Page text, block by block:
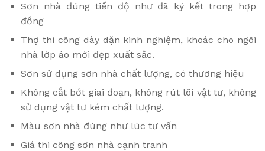
Sơn nhà đúng tiến độ như đã ký kết trong hợp
đồng
Thợ thi công dày dặn kinh nghiệm, khoác cho ngôi
nhà lớp áo mới đẹp xuất sắc.
Sơn sử dụng sơn nhà chất lượng, có thương hiệu
Không cắt bớt giai đoạn, không rút lõi vật tư, không
sử dụng vật tư kém chất lượng.
Màu sơn nhà đúng như lúc tư vấn
Giá thi công sơn nhà cạnh tranh